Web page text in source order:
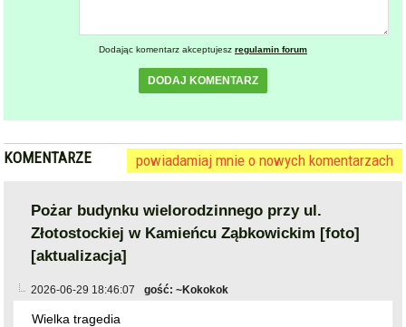
Dodając komentarz akceptujesz regulamin forum
DODAJ KOMENTARZ
KOMENTARZE powiadamiaj mnie o nowych komentarzach
Pożar budynku wielorodzinnego przy ul.
Złotostockiej w Kamieńcu Ząbkowickim [foto]
[aktualizacja]
2026-06-29 18:46:07 gość: ~Kokokok
Wielka tragedia